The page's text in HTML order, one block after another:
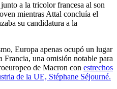
a la tricolor francesa al son
mientras Attal concluía el
su candidatura a la
Europa apenas ocupó un lugar
una omisión notable para
de Macron con estrechos
de la UE, Stéphane Séjourné.